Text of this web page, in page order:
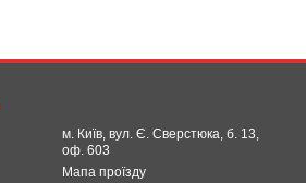
м. Київ, вул. Є. Сверстюка, б. 13,
оф. 603
Мапа проїзду